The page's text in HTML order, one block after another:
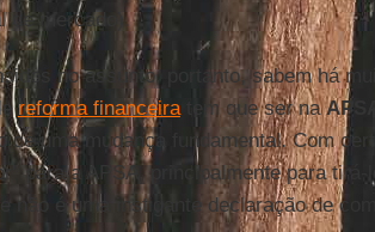
de mercado).
no assunto, portanto, sabem há
reforma financeiratem que ser naAPSA
de uma mudança fundamental. Com
para a APSA, principalmente para
não é uma instigante declaração de